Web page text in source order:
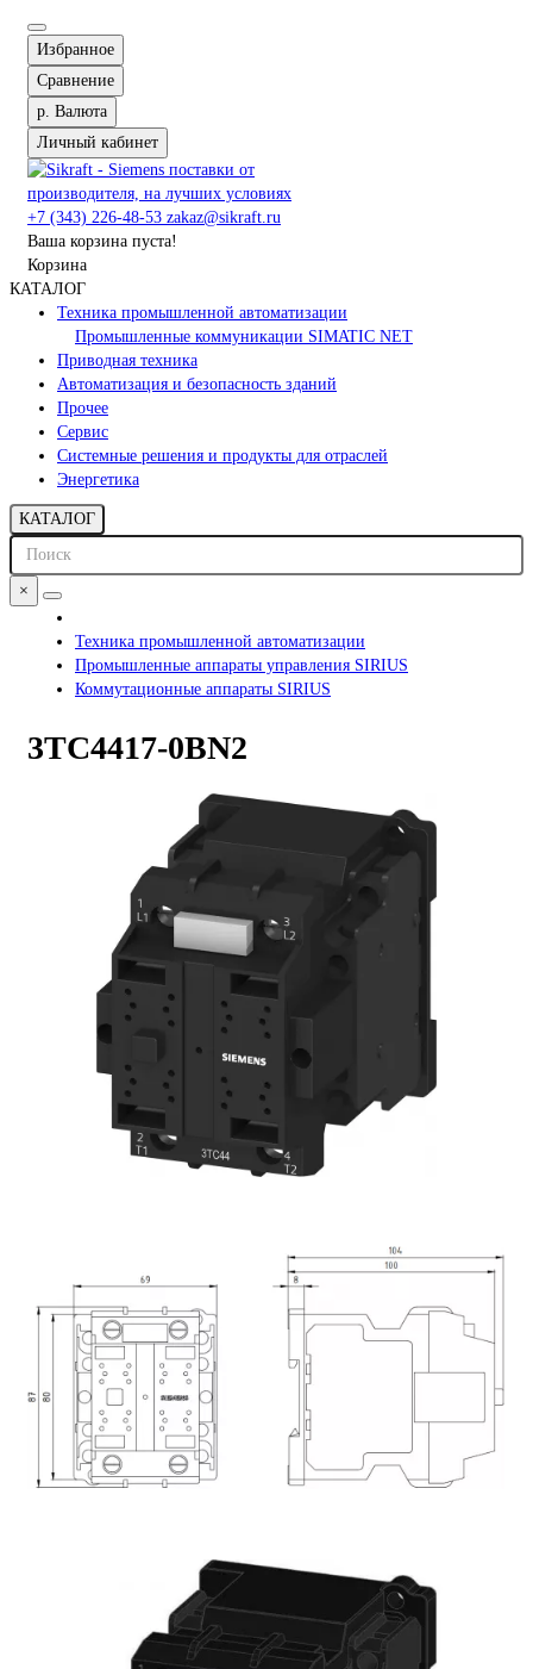
Избранное
Сравнение
р. Валюта
Личный кабинет
+7 (343) 226-48-53 zakaz@sikraft.ru
Ваша корзина пуста!
Корзина
КАТАЛОГ
Техника промышленной автоматизации
Промышленные коммуникации SIMATIC NET
Приводная техника
Автоматизация и безопасность зданий
Прочее
Сервис
Системные решения и продукты для отраслей
Энергетика
КАТАЛОГ
×
Техника промышленной автоматизации
Промышленные аппараты управления SIRIUS
Коммутационные аппараты SIRIUS
3TC4417-0BN2